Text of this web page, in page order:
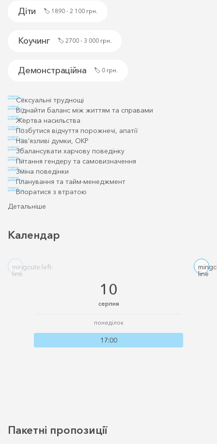
Діти 🏷️ 1890 - 2 100 грн.
Коучинг 🏷️ 2700 - 3 000 грн.
Демонстраційна 🏷️ 0 грн.
material-
symbols:circleСексуальні труднощі
material-
symbols:circleВіднайти баланс між життям та справами
material-
symbols:circleЖертва насильства
material-
symbols:circleПозбутися відчуття порожнечі, апатії
material-
symbols:circleНав'язливі думки, ОКР
material-
symbols:circleЗбалансувати харчову поведінку
material-
symbols:circleПитання гендеру та самовизначення
material-
symbols:circleЗміна поведінки
material-
symbols:circleПланування та тайм-менеджмент
material-
symbols:circleВпоратися з втратою
Детальніше
Календар
mingcute:left-
line line
10
серпня
понеділок
17:00
Пакетні пропозиції